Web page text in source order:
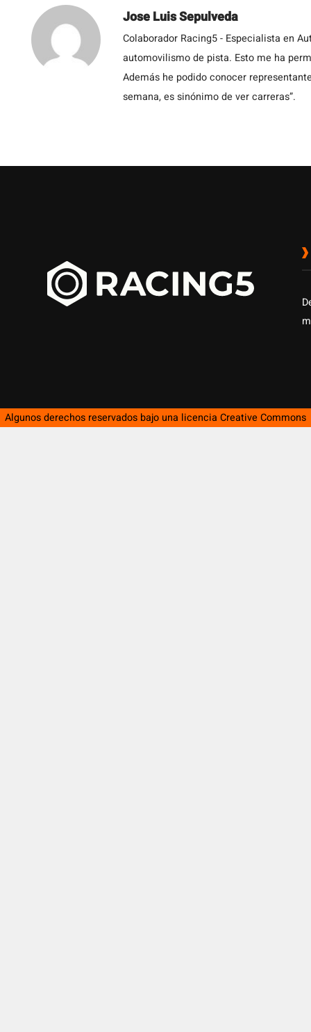
Jose Luis Sepulveda
Colaborador Racing5 - Especialista en
automovilismo de pista. Esto me ha
Además he podido conocer
semana, es sinónimo de ver carreras”.
Algunos derechos reservados bajo una licencia Creative Commons